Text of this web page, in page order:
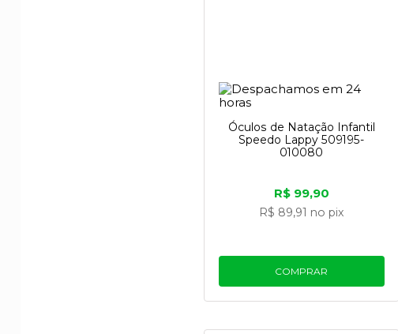
Óculos de Natação Infantil
Speedo Lappy 509195-
010080
R$ 99,90
R$ 89,91 no pix
COMPRAR